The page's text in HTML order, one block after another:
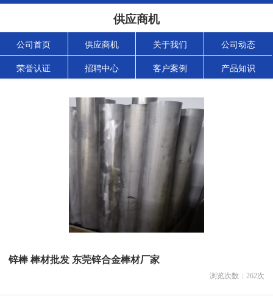
供应商机
公司首页 供应商机 关于我们 公司动态
荣誉认证 招聘中心 客户案例 产品知识
锌棒 棒材批发 东莞锌合金棒材厂家
浏览次数： 262次